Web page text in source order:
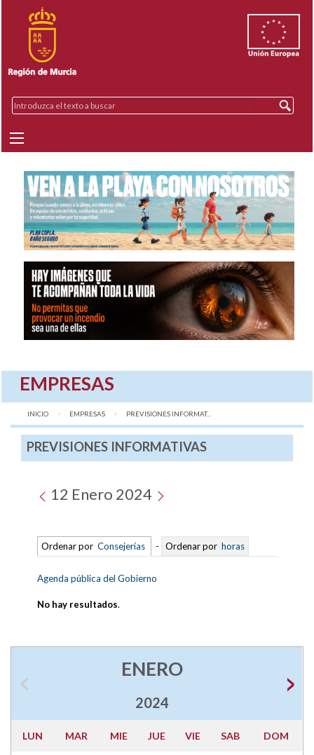
EMPRESAS
INICIO EMPRESAS AQUÍ:
PREVISIONES INFORMAT...
PREVISIONES INFORMATIVAS
12 Enero 2024
Ordenar por Consejerías - Ordenar por horas
Agenda pública del Gobierno
No hay resultados.
ENERO
2024
LUN MAR MIE JUE VIE SAB DOM